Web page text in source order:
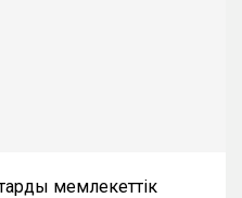
мемлекеттік